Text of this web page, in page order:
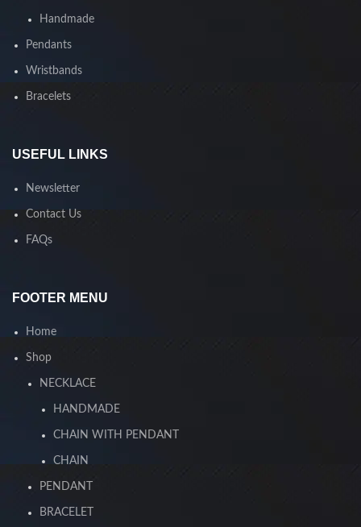
Handmade
Pendants
Wristbands
Bracelets
USEFUL LINKS
Newsletter
Contact Us
FAQs
FOOTER MENU
Home
Shop
NECKLACE
HANDMADE
CHAIN WITH PENDANT
CHAIN
PENDANT
BRACELET